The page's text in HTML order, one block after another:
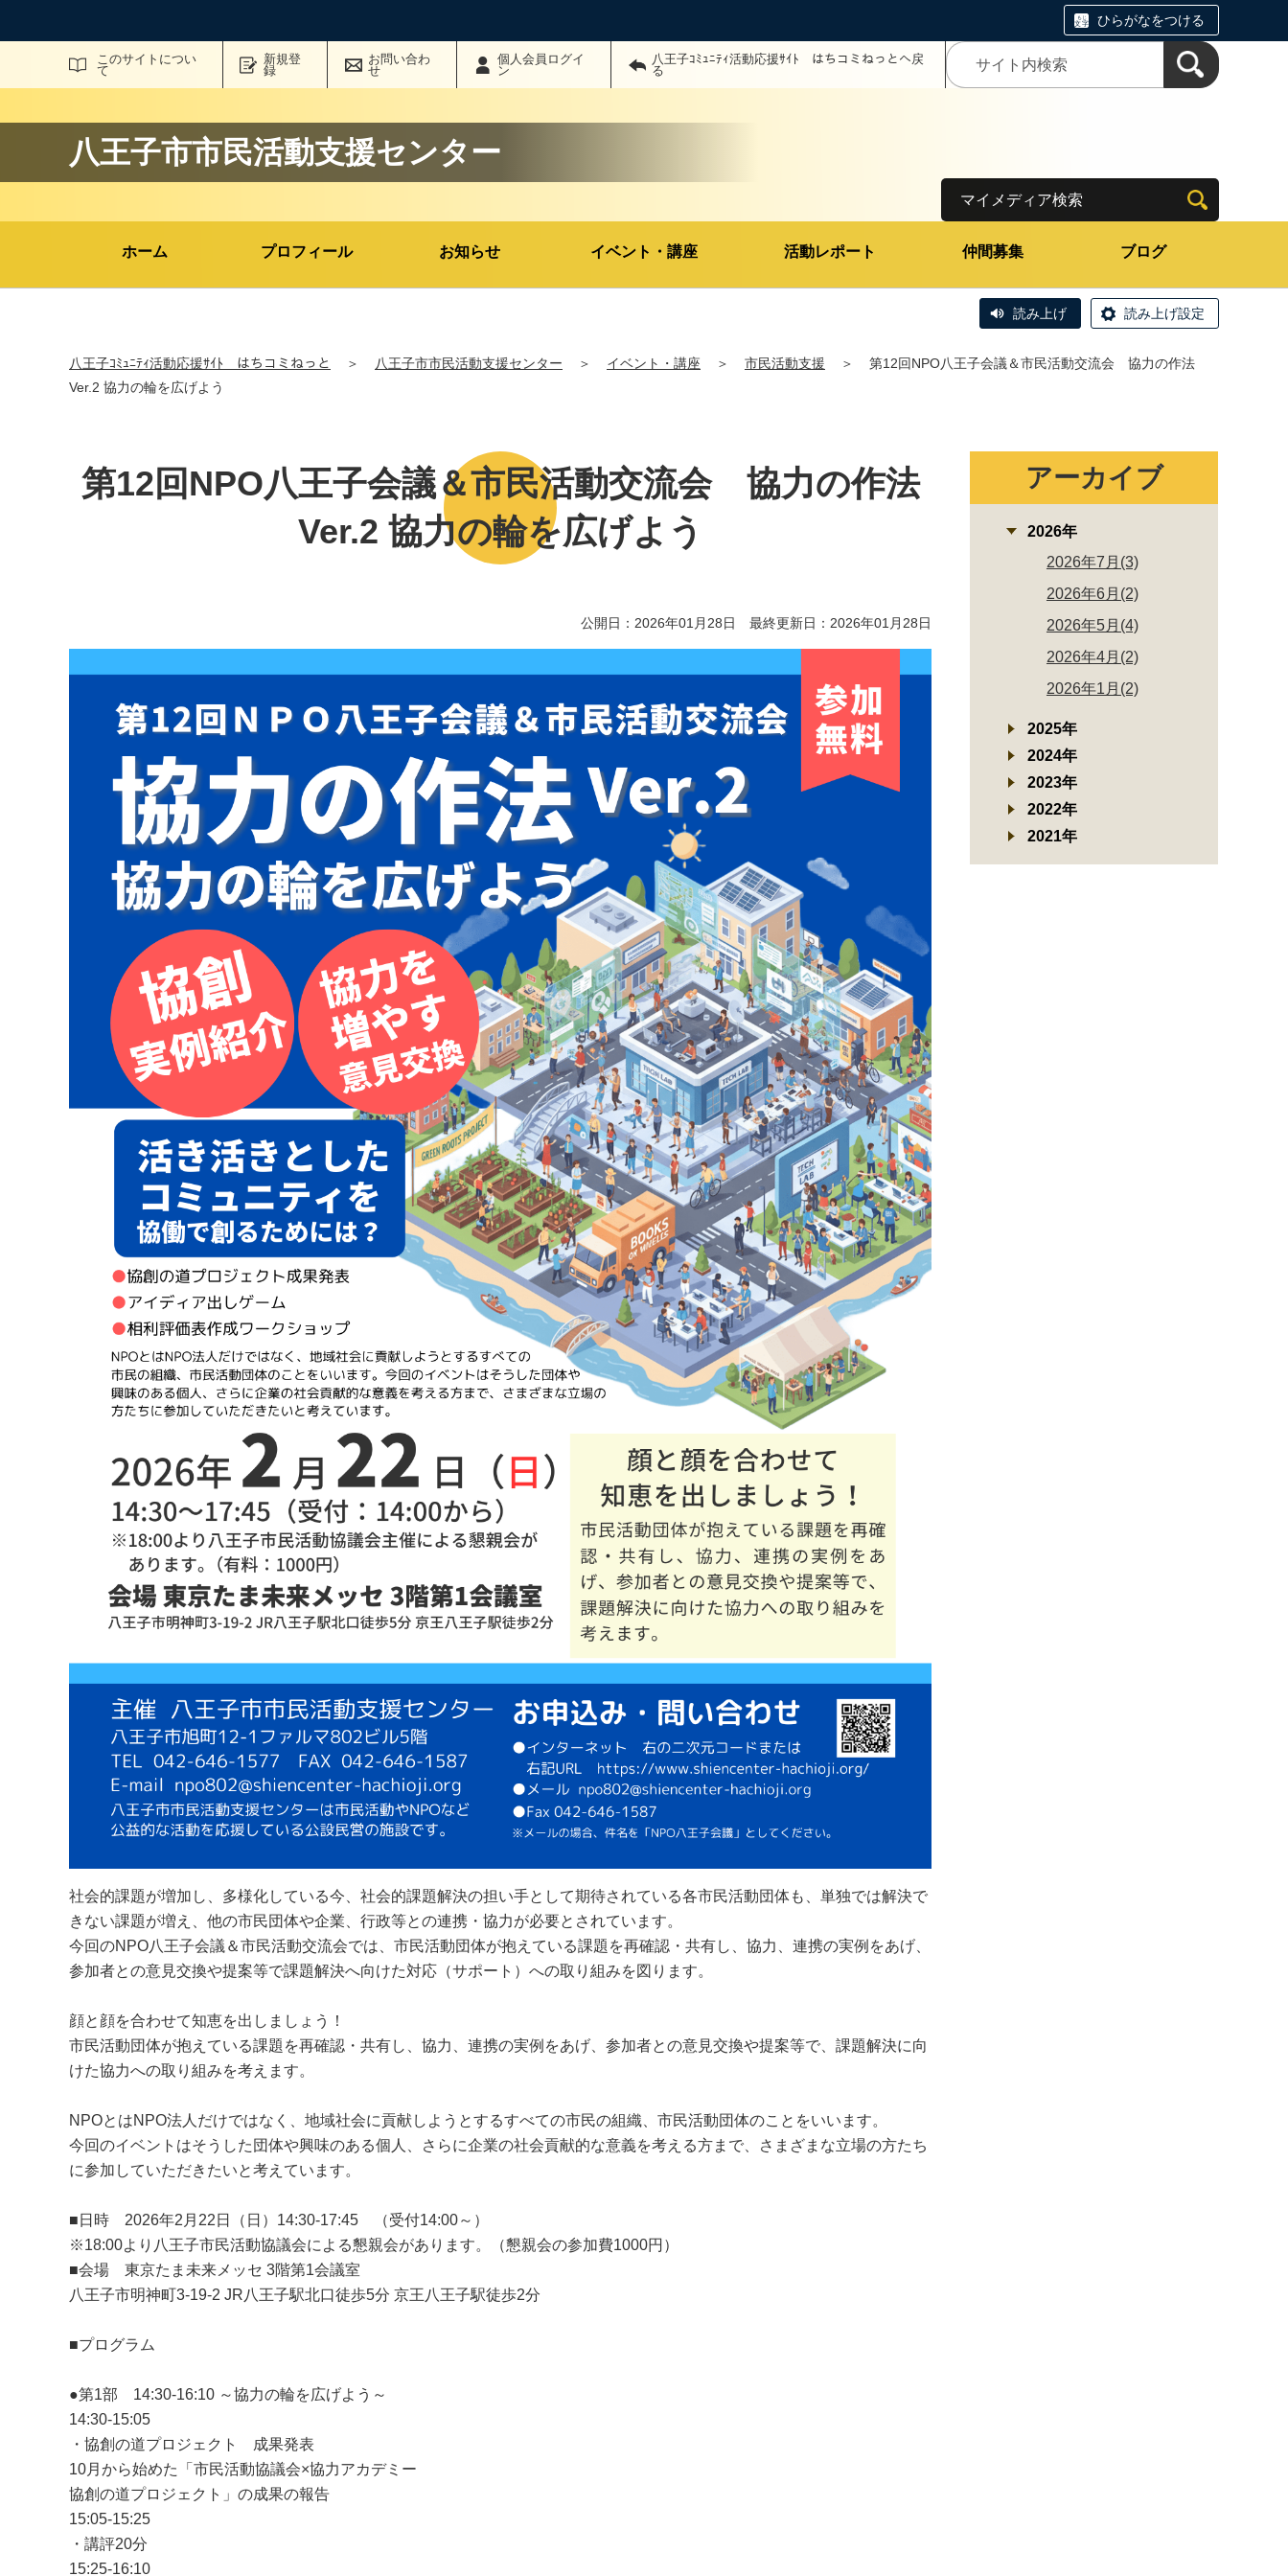
ひらがなをつける
このサイトについ
て
新規登
録
お問い合わ
せ
個人会員ログイ
ン
八王子ｺﾐｭﾆﾃｨ活動応援ｻｲﾄ はちコミねっとへ戻
る
サイト内検索
八王子市市民活動支援センター
ホーム プロフィール お知らせ イベント・講座 活動レポート 仲間募集 ブログ
マイメディア検索
読み上げ 読み上げ設定
八王子ｺﾐｭﾆﾃｨ活動応援ｻｲﾄ はちコミねっと ＞ 八王子市市民活動支援センター ＞ イベント・講座 ＞ 市民活動支援 ＞
第12回NPO八王子会議＆市民活動交流会 協力の作法
Ver.2 協力の輪を広げよう
第12回NPO八王子会議＆市民活動交流会 協力の作法
Ver.2 協力の輪を広げよう
公開日：2026年01月28日 最終更新日：2026年01月28日
社会的課題が増加し、多様化している今、社会的課題解決の担い手として期待されている各市民活動団体も、単独では解決で
きない課題が増え、他の市民団体や企業、行政等との連携・協力が必要とされています。
今回のNPO八王子会議＆市民活動交流会では、市民活動団体が抱えている課題を再確認・共有し、協力、連携の実例をあげ、
参加者との意見交換や提案等で課題解決へ向けた対応（サポート）への取り組みを図ります。
顔と顔を合わせて知恵を出しましょう！
市民活動団体が抱えている課題を再確認・共有し、協力、連携の実例をあげ、参加者との意見交換や提案等で、課題解決に向
けた協力への取り組みを考えます。
NPOとはNPO法人だけではなく、地域社会に貢献しようとするすべての市民の組織、市民活動団体のことをいいます。
今回のイベントはそうした団体や興味のある個人、さらに企業の社会貢献的な意義を考える方まで、さまざまな立場の方たち
に参加していただきたいと考えています。
■日時 2026年2月22日（日）14:30-17:45 （受付14:00～）
※18:00より八王子市民活動協議会による懇親会があります。（懇親会の参加費1000円）
■会場 東京たま未来メッセ 3階第1会議室
八王子市明神町3-19-2 JR八王子駅北口徒歩5分 京王八王子駅徒歩2分
■プログラム
●第1部 14:30-16:10 ～協力の輪を広げよう～
14:30-15:05
・協創の道プロジェクト 成果発表
10月から始めた「市民活動協議会×協力アカデミー
協創の道プロジェクト」の成果の報告
15:05-15:25
・講評20分
15:25-16:10
アーカイブ
2026年
2026年7月(3)
2026年6月(2)
2026年5月(4)
2026年4月(2)
2026年1月(2)
2025年
2024年
2023年
2022年
2021年